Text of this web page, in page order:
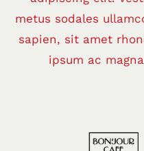
metus sodales
sapien, sit amet
ipsum ac